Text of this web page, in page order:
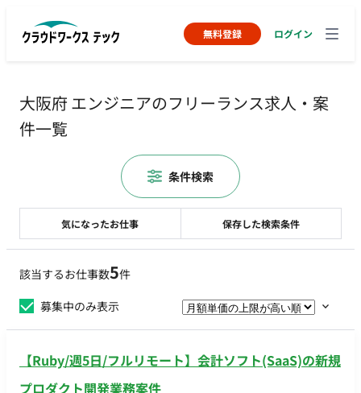
無料登録 ログイン
大阪府 エンジニアのフリーランス求人・案
件一覧
該当するお仕事数5件
募集中のみ表示
【Ruby/週5日/フルリモート】会計ソフト(SaaS)の新規
プロダクト開発業務案件
気になったお仕事 保存した検索条件
条件検索